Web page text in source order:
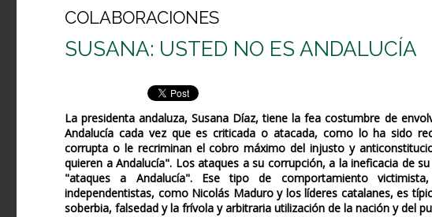
COLABORACIONES
SUSANA: USTED NO ES ANDALUCÍA
La presidenta andaluza, Susana Díaz, tiene la fea costumbre de
Andalucía cada vez que es criticada o atacada, como lo ha sido
corrupta o le recriminan el cobro máximo del injusto y
quieren a Andalucía". Los ataques a su corrupción, a la ineficacia de
"ataques a Andalucía". Ese tipo de comportamiento
independentistas, como Nicolás Maduro y los líderes catalanes, es
soberbia, falsedad y la frívola y arbitraria utilización de la nación y del